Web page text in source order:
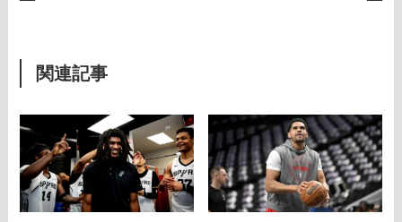
関連記事